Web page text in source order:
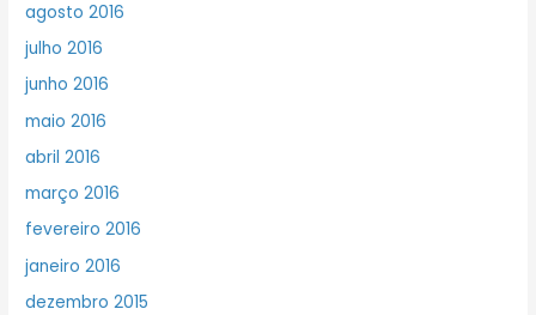
agosto 2016
julho 2016
junho 2016
maio 2016
abril 2016
março 2016
fevereiro 2016
janeiro 2016
dezembro 2015